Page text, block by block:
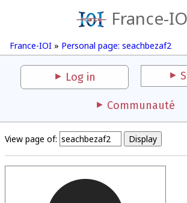
France-
France-IOI » Personal page: seachbezaf2
Log in
Communauté
View page of: